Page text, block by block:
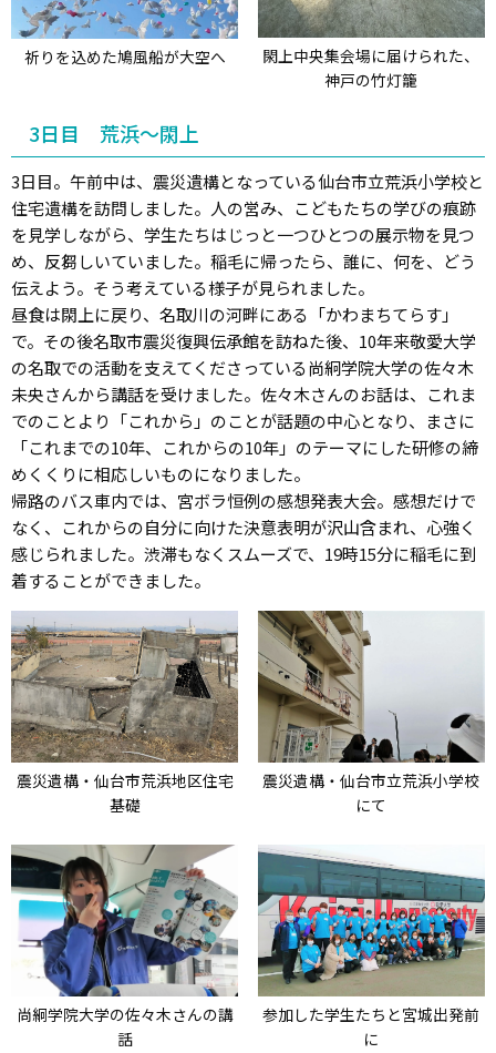
祈りを込めた鳩風船が大空へ
閖上中央集会場に届けられた、
神戸の竹灯籠
3日目 荒浜～閖上
3日目。午前中は、震災遺構となっている仙台市立荒浜小学校と
住宅遺構を訪問しました。人の営み、こどもたちの学びの痕跡
を見学しながら、学生たちはじっと一つひとつの展示物を見つ
め、反芻しいていました。稲毛に帰ったら、誰に、何を、どう
伝えよう。そう考えている様子が見られました。
昼食は閖上に戻り、名取川の河畔にある「かわまちてらす」
で。その後名取市震災復興伝承館を訪ねた後、10年来敬愛大学
の名取での活動を支えてくださっている尚絅学院大学の佐々木
未央さんから講話を受けました。佐々木さんのお話は、これま
でのことより「これから」のことが話題の中心となり、まさに
「これまでの10年、これからの10年」のテーマにした研修の締
めくくりに相応しいものになりました。
帰路のバス車内では、宮ボラ恒例の感想発表大会。感想だけで
なく、これからの自分に向けた決意表明が沢山含まれ、心強く
感じられました。渋滞もなくスムーズで、19時15分に稲毛に到
着することができました。
震災遺構・仙台市荒浜地区住宅
基礎
震災遺構・仙台市立荒浜小学校
にて
尚絅学院大学の佐々木さんの講
話
参加した学生たちと宮城出発前
に